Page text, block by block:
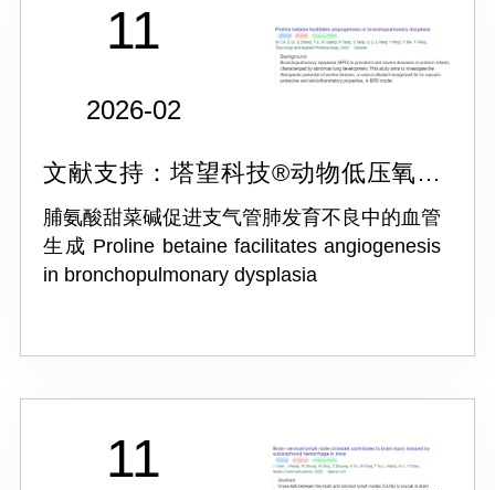
11
2026-02
文献支持：塔望科技®动物低压氧舱
ProOX-810
脯氨酸甜菜碱促进支气管肺发育不良中的血管
生成 Proline betaine facilitates angiogenesis
in bronchopulmonary dysplasia
11